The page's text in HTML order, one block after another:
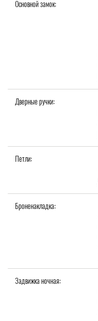
Основной замок:
Дверные ручки:
Петли:
Броненакладка:
Задвижка ночная: